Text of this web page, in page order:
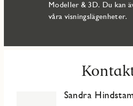
Modeller & 3D. Du kan
våra visningslägenheter.
Sandra